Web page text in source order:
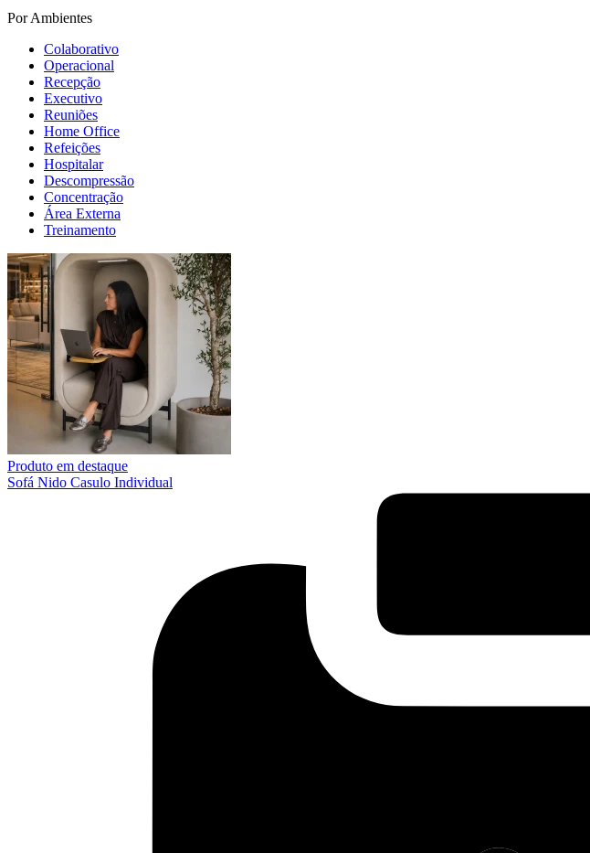
Por Ambientes
Colaborativo
Operacional
Recepção
Executivo
Reuniões
Home Office
Refeições
Hospitalar
Descompressão
Concentração
Área Externa
Treinamento
Produto em destaque
Sofá Nido Casulo Individual